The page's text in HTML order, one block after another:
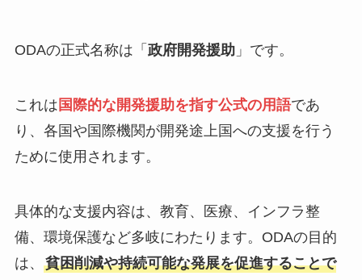
ODAの正式名称は「 政府開発援助」です。
これは 国際的な開発援助を指す公式の用語であ
り、各国や国際機関が開発途上国への支援を行う
ために使用されます。
具体的な支援内容は、教育、医療、インフラ整
備、環境保護など多岐にわたります。ODAの目的
は、 貧困削減や持続可能な発展を促進することで